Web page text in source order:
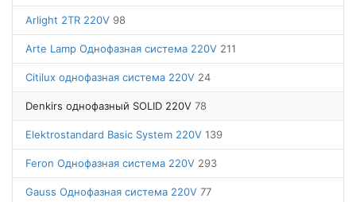
Arlight 2TR 220V 98
Arte Lamp Однофазная система 220V 211
Citilux однофазная система 220V 24
Denkirs однофазный SOLID 220V 78
Elektrostandard Basic System 220V 139
Feron Однофазная система 220V 293
Gauss Однофазная система 220V 77